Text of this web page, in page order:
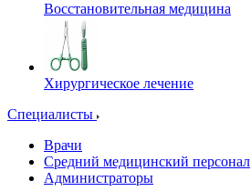
Восстановительная медицина
Хирургическое лечение
Специалисты
Врачи
Средний медицинский персонал
Администраторы